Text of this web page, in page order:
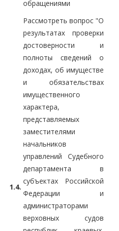
обращениями
1.4.
Рассмотреть вопрос "О
результатах проверки
достоверности и
полноты сведений о
доходах, об имуществе
и обязательствах
имущественного
характера,
представляемых
заместителями
начальников
управлений Судебного
департамента в
субъектах Российской
Федерации и
администраторами
верховных судов